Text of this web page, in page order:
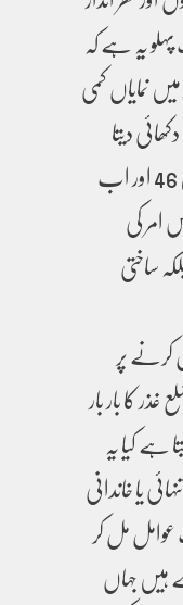
یہ ہے کہ
نمایاں کمی
دیتا
ہے 2023 میں 47، 2024 میں 46 اور اب
اس امر کی
ساختی
کرنے پر
کا بار بار
ہے کیا یہ
یا خاندانی
مل کر
جہاں